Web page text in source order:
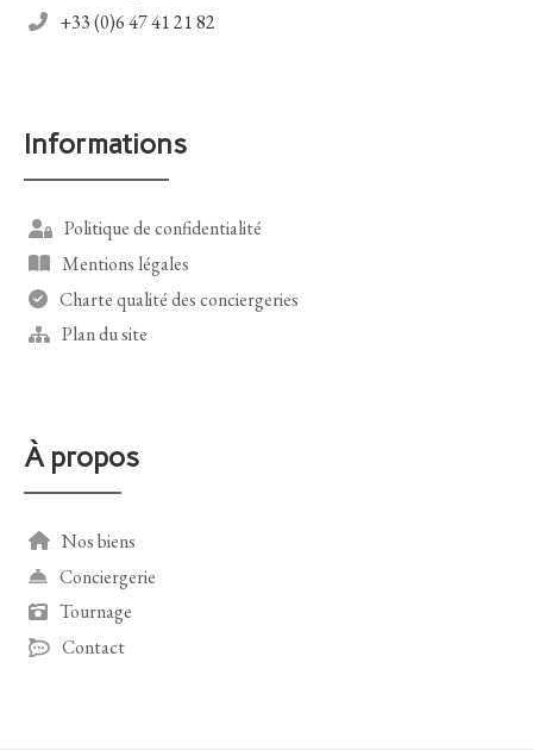
+33 (0)6 47 41 21 82
Informations
Politique de confidentialité
Mentions légales
Charte qualité des conciergeries
Plan du site
À propos
Nos biens
Conciergerie
Tournage
Contact